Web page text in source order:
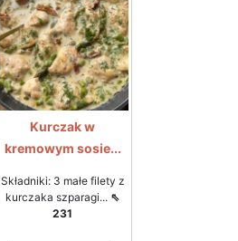
Kurczak w
kremowym sosie...
Składniki: 3 małe filety z
kurczaka szparagi... ⇖
231